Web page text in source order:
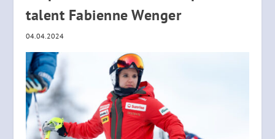
talent Fabienne Wenger
04.04.2024